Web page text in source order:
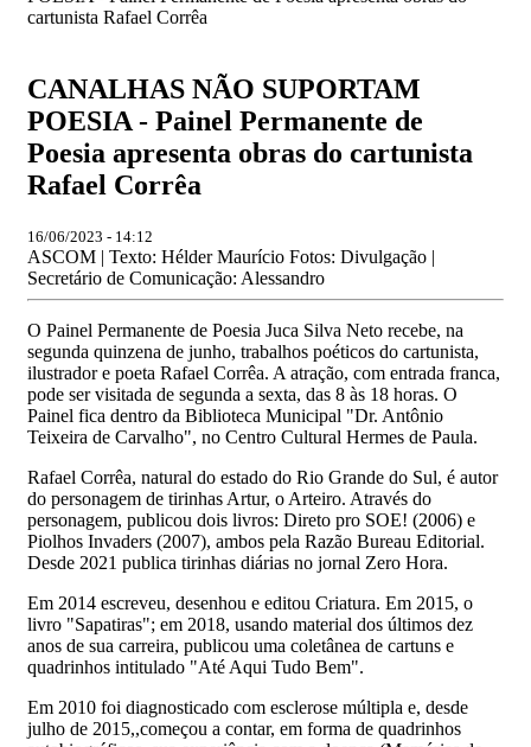
CANALHAS NÃO SUPORTAM
POESIA - Painel Permanente de
Poesia apresenta obras do cartunista
Rafael Corrêa
16/06/2023 - 14:12
ASCOM | Texto: Hélder Maurício Fotos: Divulgação |
Secretário de Comunicação: Alessandro
O Painel Permanente de Poesia Juca Silva Neto recebe, na
segunda quinzena de junho, trabalhos poéticos do cartunista,
ilustrador e poeta Rafael Corrêa. A atração, com entrada franca,
pode ser visitada de segunda a sexta, das 8 às 18 horas. O
Painel fica dentro da Biblioteca Municipal "Dr. Antônio
Teixeira de Carvalho", no Centro Cultural Hermes de Paula.
Rafael Corrêa, natural do estado do Rio Grande do Sul, é autor
do personagem de tirinhas Artur, o Arteiro. Através do
personagem, publicou dois livros: Direto pro SOE! (2006) e
Piolhos Invaders (2007), ambos pela Razão Bureau Editorial.
Desde 2021 publica tirinhas diárias no jornal Zero Hora.
Em 2014 escreveu, desenhou e editou Criatura. Em 2015, o
livro "Sapatiras"; em 2018, usando material dos últimos dez
anos de sua carreira, publicou uma coletânea de cartuns e
quadrinhos intitulado "Até Aqui Tudo Bem".
Em 2010 foi diagnosticado com esclerose múltipla e, desde
julho de 2015,,começou a contar, em forma de quadrinhos